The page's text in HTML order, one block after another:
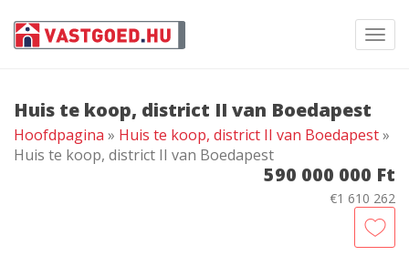
Huis te koop, district II van Boedapest
Hoofdpagina » Huis te koop, district II van Boedapest»
Huis te koop, district II van Boedapest
590 000 000 Ft
€1 610 262